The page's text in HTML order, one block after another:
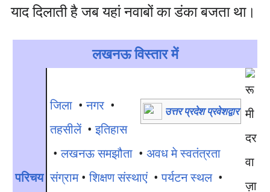
याद दिलाती है जब यहां नवाबों का डंका बजता था।
लखनऊ विस्तार में
परिचय
उत्तर प्रदेश प्रवेशद्वार
जिला •नगर •
तहसीलें•इतिहास
•लखनऊ समझौता • अवध मे स्वतंत्रता
संग्राम•शिक्षण संस्थाएं•पर्यटन स्थल•